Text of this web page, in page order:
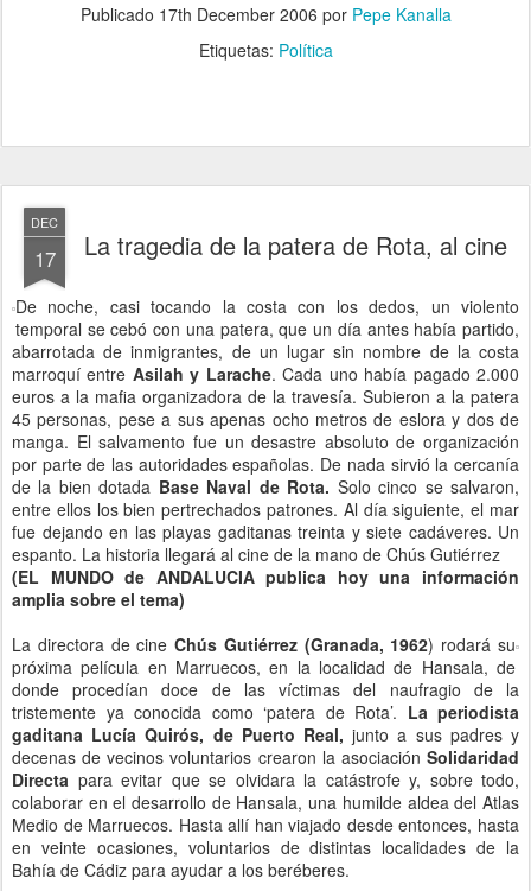
Publicado 17th December 2006 por Pepe Kanalla
Etiquetas: Política
DEC
17 La tragedia de la patera de Rota, al cine
De noche, casi tocando la costa con los dedos, un violento
temporal se cebó con una patera, que un día antes había partido,
abarrotada de inmigrantes, de un lugar sin nombre de la costa
marroquí entre Asilah y Larache. Cada uno había pagado 2.000
euros a la mafia organizadora de la travesía. Subieron a la patera
45 personas, pese a sus apenas ocho metros de eslora y dos de
manga. El salvamento fue un desastre absoluto de organización
por parte de las autoridades españolas. De nada sirvió la cercanía
de la bien dotada Base Naval de Rota. Solo cinco se salvaron,
entre ellos los bien pertrechados patrones. Al día siguiente, el mar
fue dejando en las playas gaditanas treinta y siete cadáveres. Un
espanto. La historia llegará al cine de la mano de Chús Gutiérrez
(EL MUNDO de ANDALUCIA publica hoy una información
amplia sobre el tema)
La directora de cineChús Gutiérrez (Granada, 1962) rodará su
próxima película en Marruecos, en la localidad de Hansala, de
donde procedían doce de las víctimas del naufragio de la
tristemente ya conocida como ‘patera de Rota’. La periodista
gaditana Lucía Quirós, de Puerto Real, junto a sus padres y
decenas de vecinos voluntarios crearon la asociación Solidaridad
Directa para evitar que se olvidara la catástrofe y, sobre todo,
colaborar en el desarrollo de Hansala, una humilde aldea del Atlas
Medio de Marruecos. Hasta allí han viajado desde entonces, hasta
en veinte ocasiones, voluntarios de distintas localidades de la
Bahía de Cádiz para ayudar a los beréberes.